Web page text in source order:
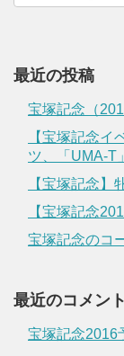
最近の投稿
宝塚記念（
【宝塚記念イ
ツ、「UMA-T
【宝塚記念】
【宝塚記念
宝塚記念のコ
最近のコメント
宝塚記念2016